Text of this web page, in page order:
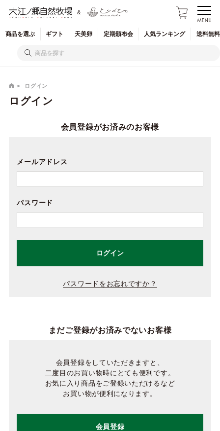
&
商品を選ぶ ギフト 天美卵 定期頒布会 人気ランキング 送料無
ログイン
ログイン
会員登録がお済みのお客様
メールアドレス
パスワード
ログイン
パスワードをお忘れですか？
まだご登録がお済みでないお客様
会員登録をしていただきますと、
二度目のお買い物時にとても便利です。
お気に入り商品をご登録いただけるなど
お買い物が便利になります。
会員登録